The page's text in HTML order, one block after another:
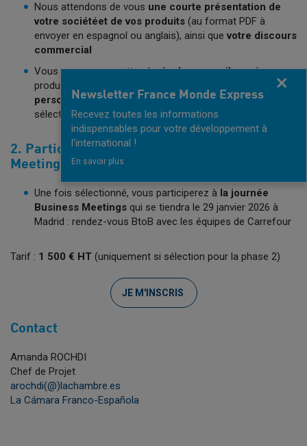
Nous attendons de vous une courte présentation de
votre sociétéet de vos produits (au format PDF à
envoyer en espagnol ou anglais), ainsi que votre discours
commercial
Vous pouvez vous attendre à :des conseilssur les
produits à mettre en avant pour cette action et
un retour
personnalisésur vos produits après le comité de
sélection
2. Participation à la journée Business
Meeting en janvier 2026
Une fois sélectionné, vous participerez à la journée
Business Meetings qui se tiendra le 29 janvier 2026 à
Madrid : rendez-vous BtoB avec les équipes de Carrefour
Tarif : 1 500 € HT (uniquement si sélection pour la phase 2)
JE M'INSCRIS
Contact
Amanda ROCHDI
Chef de Projet
arochdi(@)lachambre.es
La Cámara Franco-Española
Newsletter France Monde Express
Recevez toutes les informations
indispensables pour votre développement à
l'international !
En savoir plus